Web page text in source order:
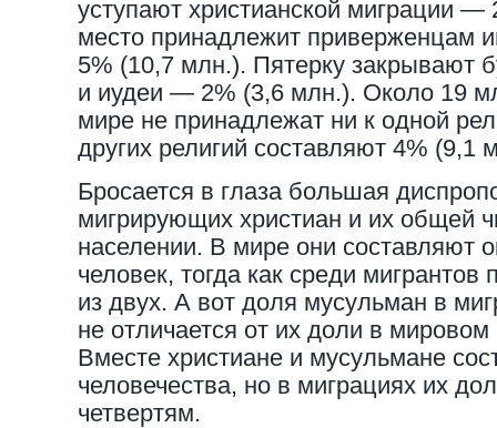
уступают христианской миграции —
место принадлежит приверженцам
5% (10,7 млн.). Пятерку закрывают
и иудеи — 2% (3,6 млн.). Около 19
мире не принадлежат ни к одной
других религий составляют 4% (9,1
Бросается в глаза большая
мигрирующих христиан и их общей
населении. В мире они составляют
человек, тогда как среди
из двух. А вот доля мусульман в
не отличается от их доли в
Вместе христиане и мусульмане
человечества, но в миграциях их
четвертям.